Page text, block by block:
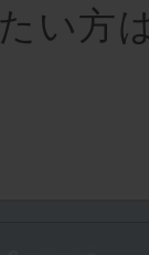
い方